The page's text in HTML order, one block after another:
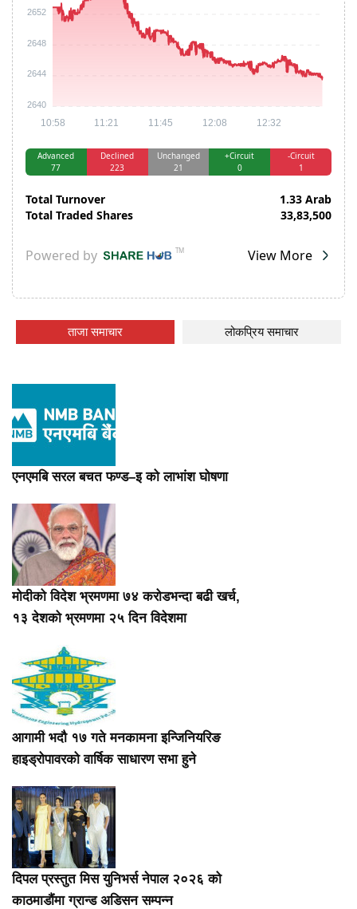
ताजा समाचार लोकप्रिय समाचार
एनएमबि सरल बचत फण्ड–इ को लाभांश घोषणा
मोदीको विदेश भ्रमणमा ७४ करोडभन्दा बढी खर्च,
१३ देशको भ्रमणमा २५ दिन विदेशमा
आगामी भदौ १७ गते मनकामना इन्जिनियरिङ
हाइड्रोपावरको वार्षिक साधारण सभा हुने
दिपल प्रस्तुत मिस युनिभर्स नेपाल २०२६ को
काठमाडौंमा ग्रान्ड अडिसन सम्पन्न